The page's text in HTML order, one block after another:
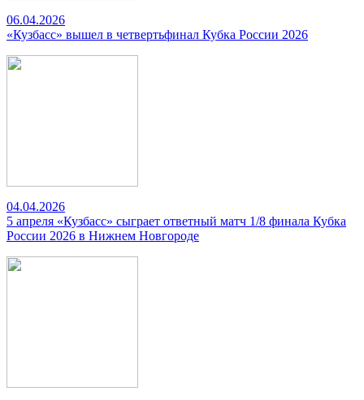
06.04.2026
«Кузбасс» вышел в четвертьфинал Кубка России 2026
04.04.2026
5 апреля «Кузбасс» сыграет ответный матч 1/8 финала Кубка
России 2026 в Нижнем Новгороде